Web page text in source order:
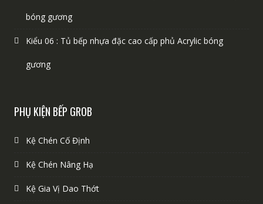
bóng gương
Kiểu 06 : Tủ bếp nhựa đặc cao cấp phủ Acrylic bóng
gương
PHỤ KIỆN BẾP GROB
Kệ Chén Cố Định
Kệ Chén Nâng Hạ
Kệ Gia Vị Dao Thớt